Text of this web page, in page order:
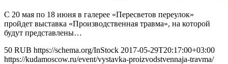
С 20 мая по 18 июня в галерее «Пересветов переулок»
пройдет выставка «Производственная травма», на которой
будут представлены…
50 RUB https://schema.org/InStock 2017-05-29T20:17:00+03:00
https://kudamoscow.ru/event/vystavka-proizvodstvennaja-travma/